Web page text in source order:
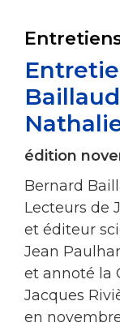
édition
Bernard
Lecteurs de
et éditeur
Jean
et annoté la
Jacques
en